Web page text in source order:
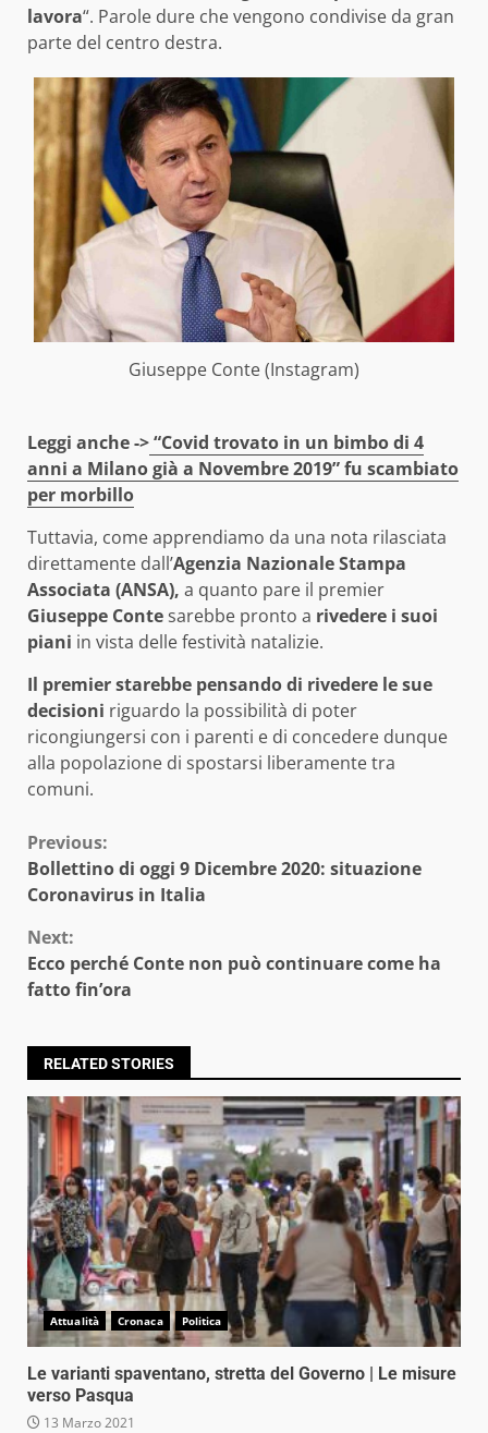
lavora“. Parole dure che vengono condivise da gran
parte del centro destra.
Giuseppe Conte (Instagram)
Leggi anche ->“Covid trovato in un bimbo di 4
anni a Milano già a Novembre 2019” fu scambiato
per morbillo
Tuttavia, come apprendiamo da una nota rilasciata
direttamente dall’Agenzia Nazionale Stampa
Associata (ANSA), a quanto pare il premier
Giuseppe Contesarebbe pronto a rivedere i suoi
piani in vista delle festività natalizie.
Il premier starebbe pensando di rivedere le sue
decisioni riguardo la possibilità di poter
ricongiungersi con i parenti e di concedere dunque
alla popolazione di spostarsi liberamente tra
comuni.
Continue
Reading
Previous:
Bollettino di oggi 9 Dicembre 2020: situazione
Coronavirus in Italia
Next:
Ecco perché Conte non può continuare come ha
fatto fin’ora
RELATED STORIES
Attualità Cronaca Politica
Le varianti spaventano, stretta del Governo | Le misure
verso Pasqua
13 Marzo 2021